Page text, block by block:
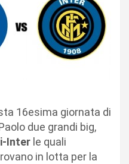
16esima giornata di
due grandi big,
Inter le quali
in lotta per la